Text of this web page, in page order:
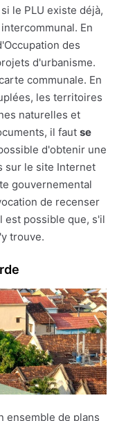
le PLU existe déjà,
En
des
d'urbanisme.
communale. En
les territoires
naturelles et
il faut se
d'obtenir une
sur le site Internet
gouvernemental
de recenser
est possible que, s'il
trouve.
ensemble de plans